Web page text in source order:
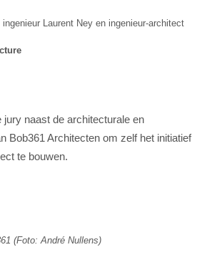
Laurent Ney en ingenieur-architect
naast de architecturale en
Bob361 Architecten om zelf het initiatief
te bouwen.
(Foto: André Nullens)